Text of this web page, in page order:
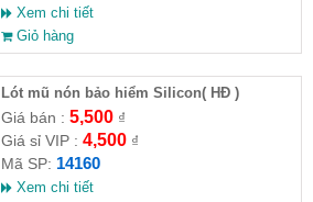
Xem chi tiết
Giỏ hàng
Lót mũ nón bảo hiểm Silicon( HĐ )
Giá bán : 5,500₫
Giá sỉ VIP : 4,500₫
Mã SP: 14160
Xem chi tiết